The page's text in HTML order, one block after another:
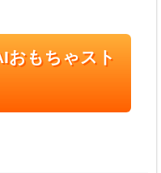
おもちゃスト